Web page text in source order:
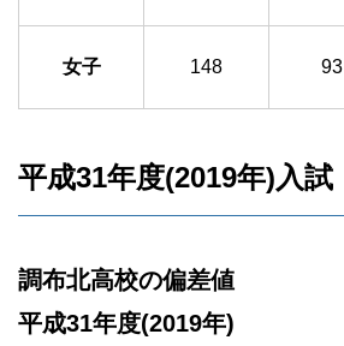
女子 148 93
平成31年度(2019年)入試
調布北高校の偏差値
平成31年度(2019年)